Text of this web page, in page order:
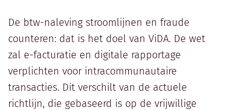
De btw-naleving stroomlijnen en fraude
counteren: dat is het doel van ViDA. De wet
zal e-facturatie en digitale rapportage
verplichten voor intracommunautaire
transacties. Dit verschilt van de actuele
richtlijn, die gebaseerd is op de vrijwillige